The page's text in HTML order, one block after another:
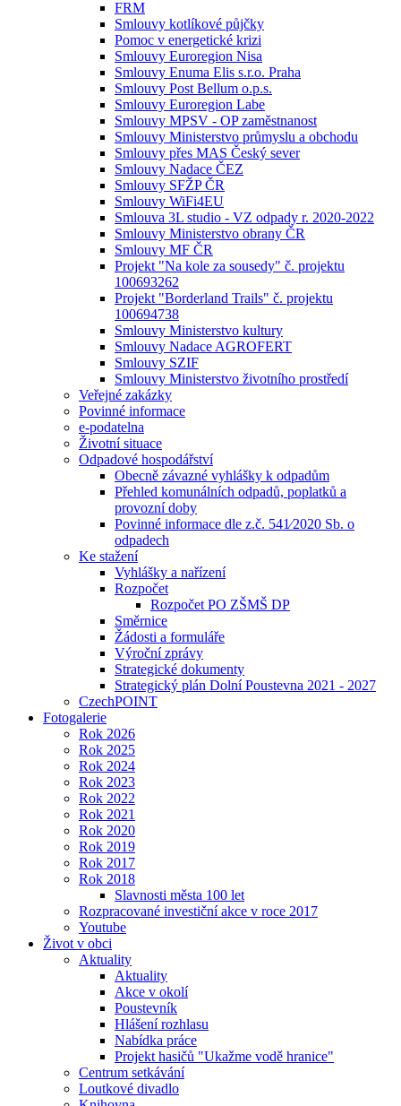
FRM
Smlouvy kotlíkové půjčky
Pomoc v energetické krizi
Smlouvy Euroregion Nisa
Smlouvy Enuma Elis s.r.o. Praha
Smlouvy Post Bellum o.p.s.
Smlouvy Euroregion Labe
Smlouvy MPSV - OP zaměstnanost
Smlouvy Ministerstvo průmyslu a obchodu
Smlouvy přes MAS Český sever
Smlouvy Nadace ČEZ
Smlouvy SFŽP ČR
Smlouvy WiFi4EU
Smlouva 3L studio - VZ odpady r. 2020-2022
Smlouvy Ministerstvo obrany ČR
Smlouvy MF ČR
Projekt "Na kole za sousedy" č. projektu
100693262
Projekt "Borderland Trails" č. projektu
100694738
Smlouvy Ministerstvo kultury
Smlouvy Nadace AGROFERT
Smlouvy SZIF
Smlouvy Ministerstvo životního prostředí
Veřejné zakázky
Povinné informace
e-podatelna
Životní situace
Odpadové hospodářství
Obecně závazné vyhlášky k odpadům
Přehled komunálních odpadů, poplatků a
provozní doby
Povinné informace dle z.č. 541⁄2020 Sb. o
odpadech
Ke stažení
Vyhlášky a nařízení
Rozpočet
Rozpočet PO ZŠMŠ DP
Směrnice
Žádosti a formuláře
Výroční zprávy
Strategické dokumenty
Strategický plán Dolní Poustevna 2021 - 2027
CzechPOINT
Fotogalerie
Rok 2026
Rok 2025
Rok 2024
Rok 2023
Rok 2022
Rok 2021
Rok 2020
Rok 2019
Rok 2017
Rok 2018
Slavnosti města 100 let
Rozpracované investiční akce v roce 2017
Youtube
Život v obci
Aktuality
Aktuality
Akce v okolí
Poustevník
Hlášení rozhlasu
Nabídka práce
Projekt hasičů "Ukažme vodě hranice"
Centrum setkávání
Loutkové divadlo